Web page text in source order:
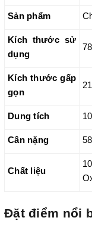
Sản phẩm
Kích thước sử
dụng
Kích thước gấp
gọn
Dung tích
Cân nặng
Chất liệu
Đặt điểm nổi